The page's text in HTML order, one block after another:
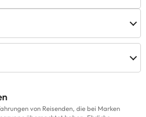
von Reisenden, die bei Marken